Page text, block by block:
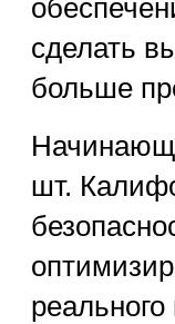
сделать
больше
шт.